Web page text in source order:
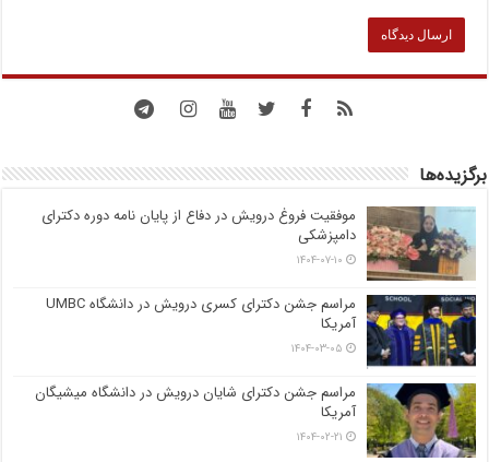
برگزیده‌ها
موفقیت فروغ درویش در دفاع از پایان نامه دوره دکترای
دامپزشکی
۱۴۰۴-۰۷-۱۰
مراسم جشن دکترای کسری درویش در دانشگاه UMBC
آمریکا
۱۴۰۴-۰۳-۰۵
مراسم جشن دکترای شایان درویش در دانشگاه میشیگان
آمریکا
۱۴۰۴-۰۲-۲۱